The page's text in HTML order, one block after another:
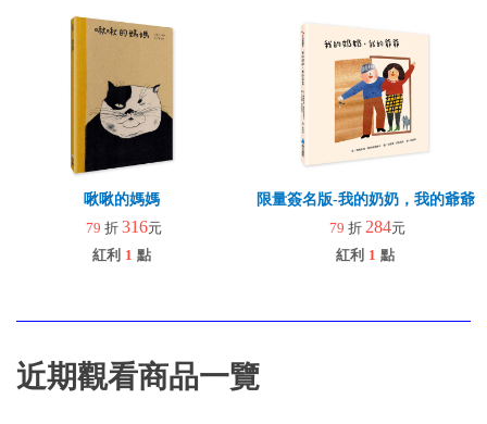
啾啾的媽媽
79 折 316元
紅利 1 點
限量簽名版-我的奶奶，我的爺爺
79 折 284元
紅利 1 點
近期觀看商品一覽